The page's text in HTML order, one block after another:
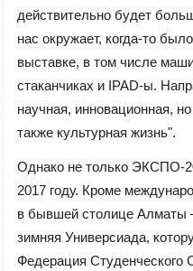
действительно будет
нас окружает, когда-то
выставке, в том числе
стаканчиках и IPAD-ы.
научная, инновационная,
также культурная жизнь".
Однако не только ЭКСПО-
2017 году. Кроме
в бывшей столице Алматы
зимняя Универсиада,
Федерация Студенческого